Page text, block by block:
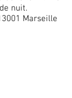
nuit.
Marseille